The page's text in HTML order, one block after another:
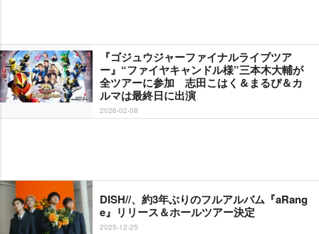
『ゴジュウジャーファイナルライブツア
ー』“ファイヤキャンドル様”三本木大輔が
全ツアーに参加 志田こはく＆まるぴ＆カ
ルマは最終日に出演
2026-02-08
DISH//、約3年ぶりのフルアルバム『aRang
e』リリース＆ホールツアー決定
2025-12-25